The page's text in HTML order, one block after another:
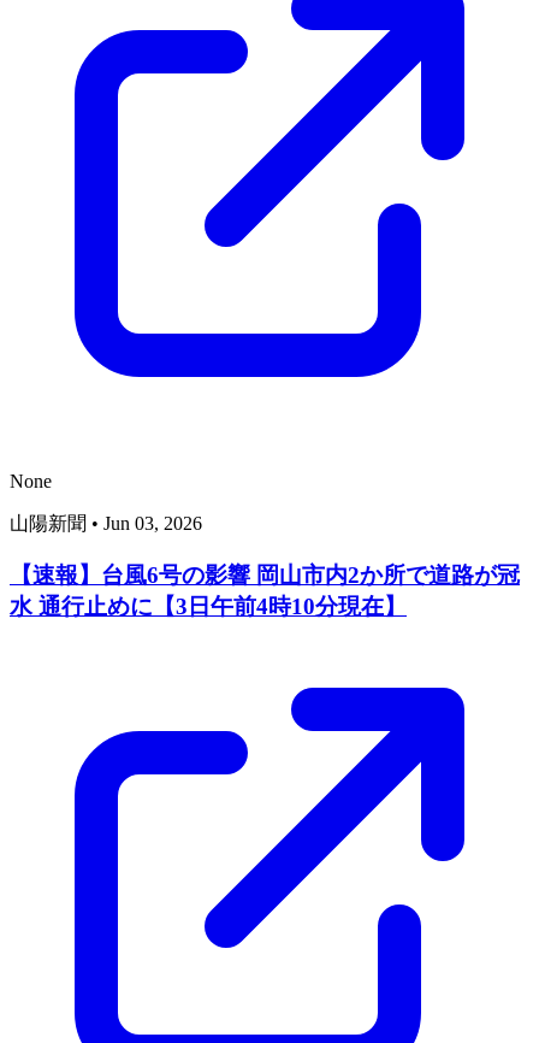
None
山陽新聞 • Jun 03, 2026
【速報】台風6号の影響 岡山市内2か所で道路が冠
水 通行止めに【3日午前4時10分現在】